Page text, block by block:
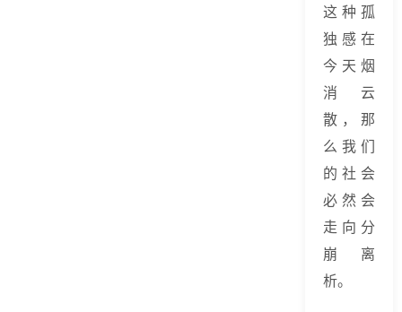
这种孤
独感在
今天烟
消云
散，那
么我们
的社会
必然会
走向分
崩离
析。